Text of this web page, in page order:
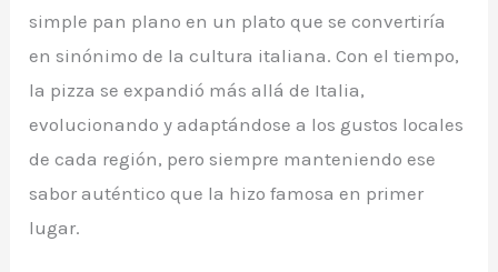
simple pan plano en un plato que se convertiría
en sinónimo de la cultura italiana. Con el tiempo,
la pizza se expandió más allá de Italia,
evolucionando y adaptándose a los gustos locales
de cada región, pero siempre manteniendo ese
sabor auténtico que la hizo famosa en primer
lugar.